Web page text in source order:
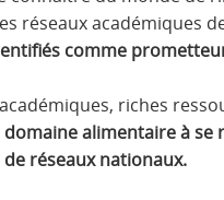
réseaux académiques
comme
riches
alimentaire à
réseaux nationaux.